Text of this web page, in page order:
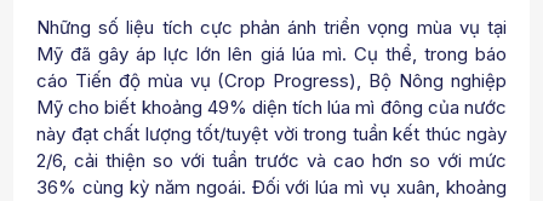
Những số liệu tích cực phản ánh triển vọng mùa vụ tại
Mỹ đã gây áp lực lớn lên giá lúa mì. Cụ thể, trong báo
cáo Tiến độ mùa vụ (Crop Progress), Bộ Nông nghiệp
Mỹ cho biết khoảng 49% diện tích lúa mì đông của nước
này đạt chất lượng tốt/tuyệt vời trong tuần kết thúc ngày
2/6, cải thiện so với tuần trước và cao hơn so với mức
36% cùng kỳ năm ngoái. Đối với lúa mì vụ xuân, khoảng